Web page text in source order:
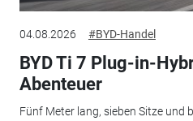
04.08.2026 #BYD-Handel
BYD Ti 7 Plug-in-
Abenteuer
Fünf Meter lang, sieben Sitze und